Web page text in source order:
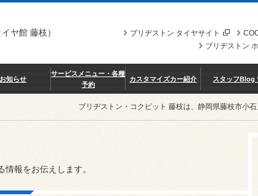
ヤ館 藤枝）
ブリヂストン タイヤサイト
ブリヂストン
お知らせ
サービスメニュー・各種
予約
カスタマイズカー紹介 スタッフ
ブリヂストン・コクピット 藤枝は、静岡県藤枝市小
報をお伝えします。